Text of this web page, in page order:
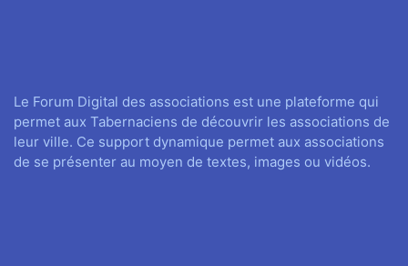
Le Forum Digital des associations est une plateforme qui
permet aux Tabernaciens de découvrir les associations de
leur ville. Ce support dynamique permet aux associations
de se présenter au moyen de textes, images ou vidéos.